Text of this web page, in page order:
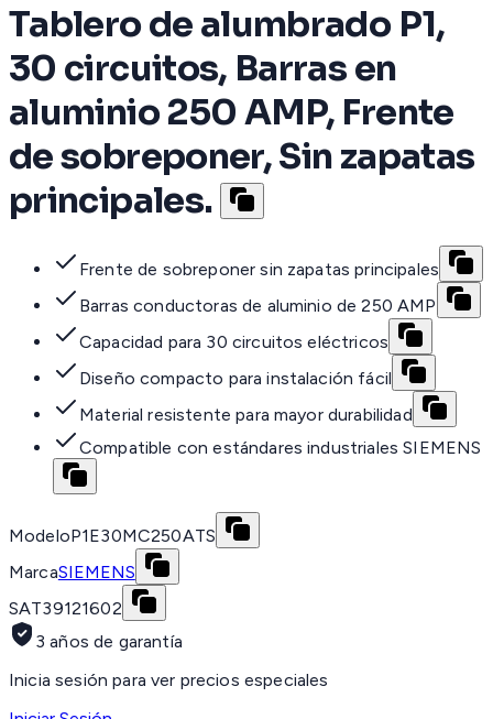
Tablero de alumbrado P1,
30 circuitos, Barras en
aluminio 250 AMP, Frente
de sobreponer, Sin zapatas
principales.
Frente de sobreponer sin zapatas principales
Barras conductoras de aluminio de 250 AMP
Capacidad para 30 circuitos eléctricos
Diseño compacto para instalación fácil
Material resistente para mayor durabilidad
Compatible con estándares industriales SIEMENS
ModeloP1E30MC250ATS
MarcaSIEMENS
SAT39121602
3 años de garantía
Inicia sesión para ver precios especiales